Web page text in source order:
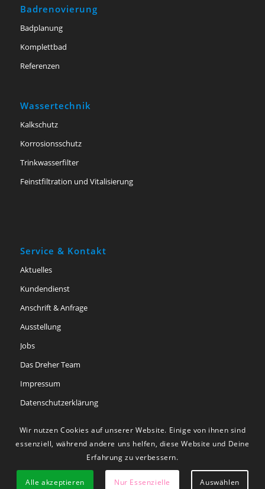
Badrenovierung
Badplanung
Komplettbad
Referenzen
Wassertechnik
Kalkschutz
Korrosionsschutz
Trinkwasserfilter
Feinstfiltration und Vitalisierung
Service & Kontakt
Aktuelles
Kundendienst
Anschrift & Anfrage
Ausstellung
Jobs
Das Dreher Team
Impressum
Datenschutzerklärung
Wir nutzen Cookies auf unserer Website. Einige von ihnen sind
essenziell, während andere uns helfen, diese Website und Deine
Erfahrung zu verbessern.
Alle akzeptieren Nur Essenzielle Auswählen